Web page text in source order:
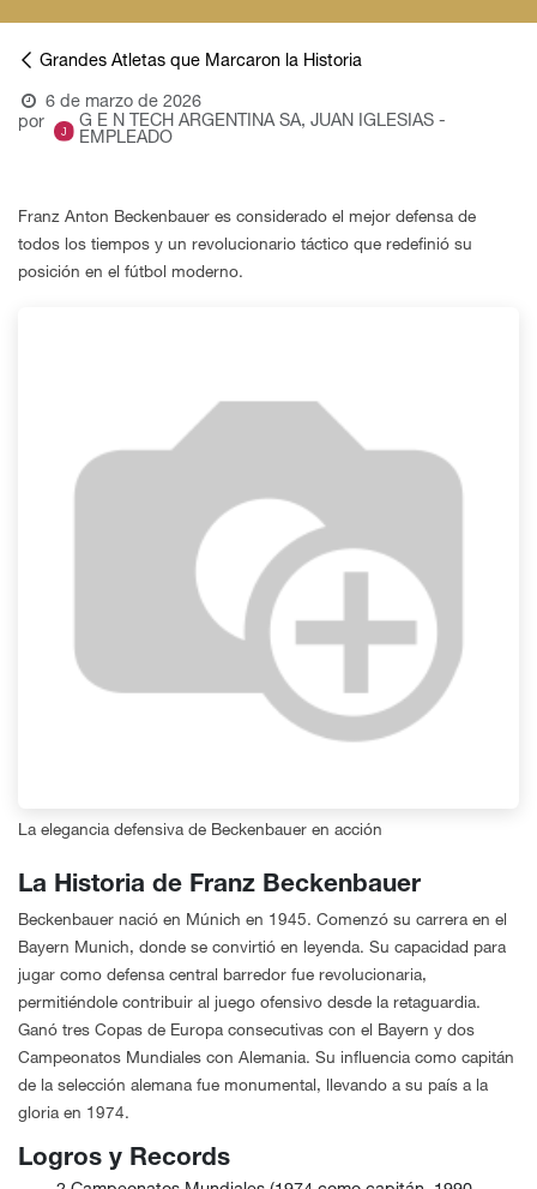
Grandes Atletas que Marcaron la Historia
6 de marzo de 2026
por
G E N TECH ARGENTINA SA, JUAN IGLESIAS -
EMPLEADO
Franz Anton Beckenbauer es considerado el mejor defensa de
todos los tiempos y un revolucionario táctico que redefinió su
posición en el fútbol moderno.
La elegancia defensiva de Beckenbauer en acción
La Historia de Franz Beckenbauer
Beckenbauer nació en Múnich en 1945. Comenzó su carrera en el
Bayern Munich, donde se convirtió en leyenda. Su capacidad para
jugar como defensa central barredor fue revolucionaria,
permitiéndole contribuir al juego ofensivo desde la retaguardia.
Ganó tres Copas de Europa consecutivas con el Bayern y dos
Campeonatos Mundiales con Alemania. Su influencia como capitán
de la selección alemana fue monumental, llevando a su país a la
gloria en 1974.
Logros y Records